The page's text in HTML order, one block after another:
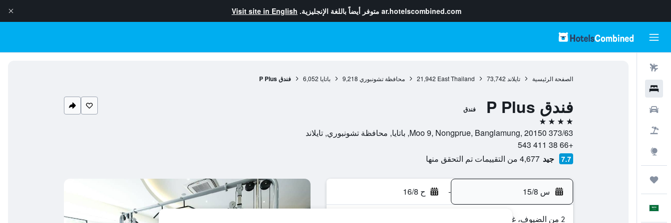
ar.hotelscombined.com متوفر أيضاً باللغة الإنجليزية. Visit site in English
الصفحة الرئيسية تايلاند 73,742
East Thailand
21,942 محافظة تشونبوري 9,218 باتايا 6,052 فندق P Plus
فندق P Plus فندق
4 نجوم
373/63 Moo 9, Nongprue, Banglamung, 20150, باتايا, محافظة تشونبوري, تايلاند
+66 38 411 543
7.7 جيد 4,677 من التقييمات تم التحقق منها
س 15/8 - ح 16/8
2 من الضيوف، غرفة واحدة